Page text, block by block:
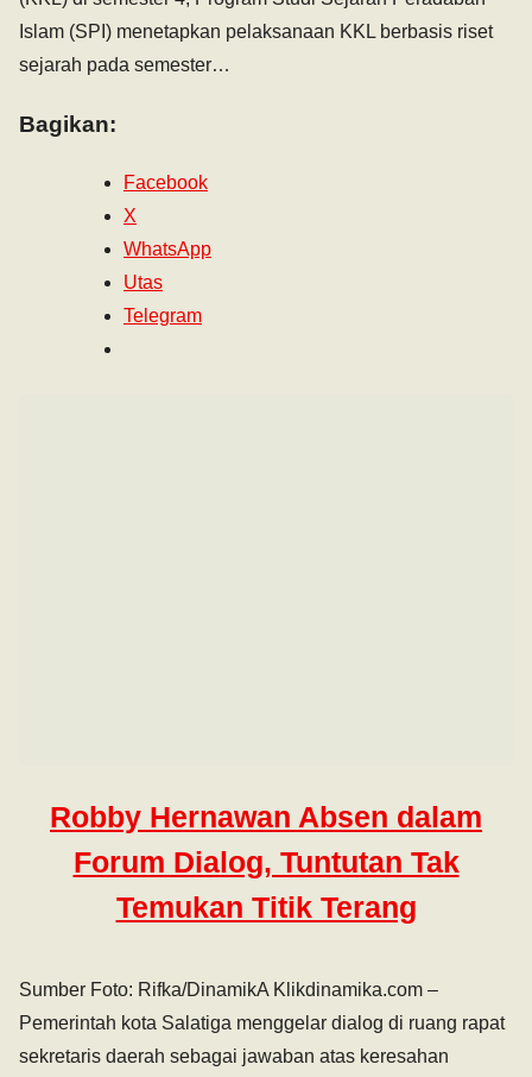
Islam (SPI) menetapkan pelaksanaan KKL berbasis riset
sejarah pada semester…
Bagikan:
Facebook
X
WhatsApp
Utas
Telegram
Robby Hernawan Absen dalam
Forum Dialog, Tuntutan Tak
Temukan Titik Terang
Sumber Foto: Rifka/DinamikA Klikdinamika.com –
Pemerintah kota Salatiga menggelar dialog di ruang rapat
sekretaris daerah sebagai jawaban atas keresahan